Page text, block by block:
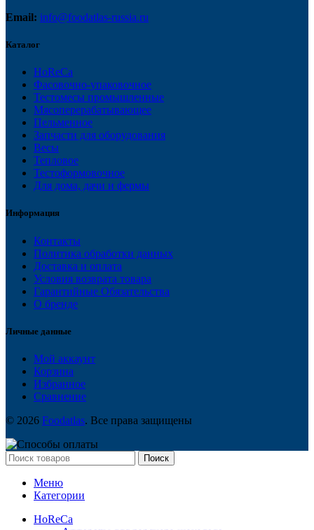
Email: info@foodatlas-russia.ru
Каталог
HoReCa
Фасовочно-упаковочное
Тестомесы промышленные
Мясоперерабатывающее
Пельменное
Запчасти для оборудования
Весы
Тепловое
Тестоформовочное
Для дома, дачи и фермы
Информация
Контакты
Политика обработки данных
Доставка и оплата
Условия возврата товара
Гарантийные Обязательства
О бренде
Личные данные
Мой аккаунт
Корзина
Избранное
Сравнение
© 2026 Foodatlas. Все права защищены
Поиск
Меню
Категории
HoReCa